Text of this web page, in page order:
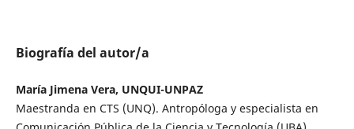
Biografía del autor/a
María Jimena Vera, UNQUI-UNPAZ
Maestranda en CTS (UNQ). Antropóloga y especialista en